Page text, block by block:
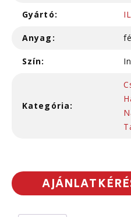
Gyártó:
Anyag:
Szín:
Kategória: